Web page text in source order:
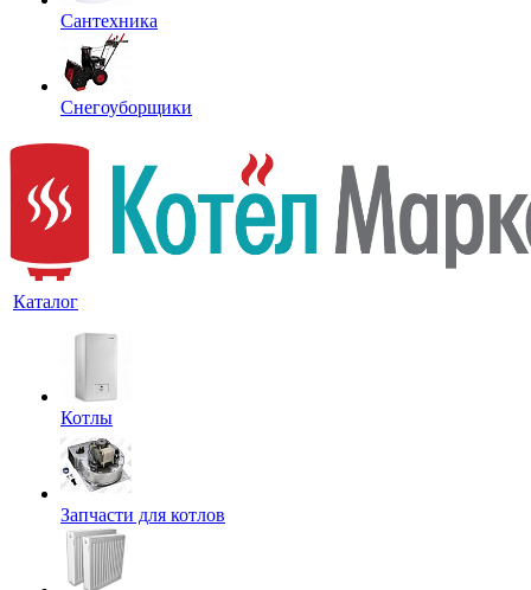
Сантехника
Снегоуборщики
Каталог
Котлы
Запчасти для котлов